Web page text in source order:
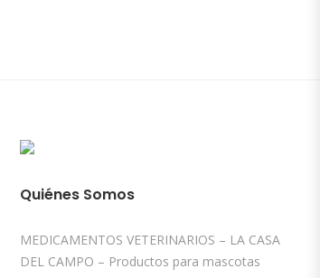
Quiénes Somos
MEDICAMENTOS VETERINARIOS – LA CASA
DEL CAMPO – Productos para mascotas